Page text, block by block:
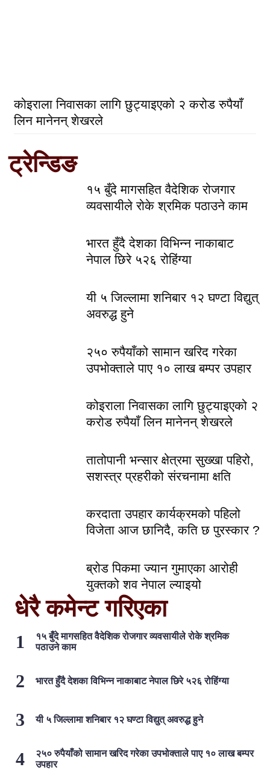
कोइराला निवासका लागि छुट्याइएको २ करोड रुपैयाँ
लिन मानेनन् शेखरले
ट्रेन्डिङ
१५ बुँदे मागसहित वैदेशिक रोजगार
व्यवसायीले रोके श्रमिक पठाउने काम
भारत हुँदै देशका विभिन्न नाकाबाट
नेपाल छिरे ५२६ रोहिंग्या
यी ५ जिल्लामा शनिबार १२ घण्टा विद्युत्
अवरुद्ध हुने
२५० रुपैयाँको सामान खरिद गरेका
उपभोक्ताले पाए १० लाख बम्पर उपहार
कोइराला निवासका लागि छुट्याइएको २
करोड रुपैयाँ लिन मानेनन् शेखरले
तातोपानी भन्सार क्षेत्रमा सुख्खा पहिरो,
सशस्त्र प्रहरीको संरचनामा क्षति
करदाता उपहार कार्यक्रमको पहिलो
विजेता आज छानिदै, कति छ पुरस्कार ?
ब्रोड पिकमा ज्यान गुमाएका आरोही
युक्तको शव नेपाल ल्याइयो
धेरै कमेन्ट गरिएका
१५ बुँदे मागसहित वैदेशिक रोजगार व्यवसायीले रोके श्रमिक
पठाउने काम
भारत हुँदै देशका विभिन्न नाकाबाट नेपाल छिरे ५२६ रोहिंग्या
यी ५ जिल्लामा शनिबार १२ घण्टा विद्युत् अवरुद्ध हुने
२५० रुपैयाँको सामान खरिद गरेका उपभोक्ताले पाए १० लाख बम्पर
उपहार